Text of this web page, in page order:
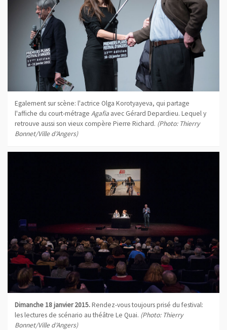
Egalement sur scène: l'actrice Olga Korotyayeva, qui partage
l'affiche du court-métrage Agafiaavec Gérard Depardieu. Lequel y
retrouve aussi son vieux compère Pierre Richard. (Photo: Thierry
Bonnet/Ville d'Angers)
Dimanche 18 janvier 2015.Rendez-vous toujours prisé du festival:
les lectures de scénario au théâtre Le Quai. (Photo: Thierry
Bonnet/Ville d'Angers)